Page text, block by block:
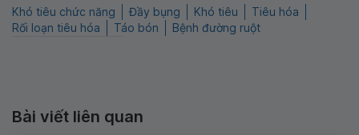
Khó tiêu chức năng Đầy bụng Khó tiêu
Tiêu hóa
Rối loạn tiêu hóa
Táo bón Bệnh đường ruột
Bài viết liên quan